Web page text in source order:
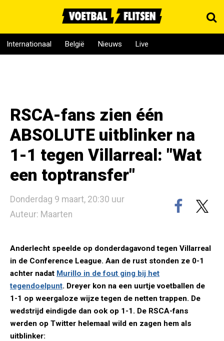
Internationaal België Nieuws Live
RSCA-fans zien één
ABSOLUTE uitblinker na
1-1 tegen Villarreal: "Wat
een toptransfer"
Donderdag 9 maart, 20:30 uur
Auteur: Maarten
Anderlecht speelde op donderdagavond tegen Villarreal
in de Conference League. Aan de rust stonden ze 0-1
achter nadat Murillo in de fout ging bij het
tegendoelpunt. Dreyer kon na een uurtje voetballen de
1-1 op weergaloze wijze tegen de netten trappen. De
wedstrijd eindigde dan ook op 1-1. De RSCA-fans
werden op Twitter helemaal wild en zagen hem als
uitblinker: